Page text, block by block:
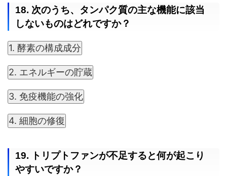
18. 次のうち、タンパク質の主な機能に該当
しないものはどれですか？
1. 酵素の構成成分
2. エネルギーの貯蔵
3. 免疫機能の強化
4. 細胞の修復
19. トリプトファンが不足すると何が起こり
やすいですか？